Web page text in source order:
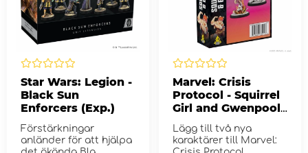
Star Wars: Legion -
Black Sun
Enforcers (Exp.)
Förstärkningar
anländer för att hjälpa
Marvel: Crisis
Protocol - Squirrel
Girl and Gwenpool
Lägg till två nya
karaktärer till Marvel: